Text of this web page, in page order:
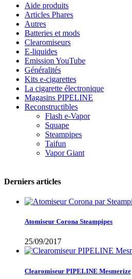
Aide produits
Articles Phares
Autres
Batteries et mods
Clearomiseurs
E-liquides
Emission YouTube
Généralités
Kits e-cigarettes
La cigarette électronique
Magasins PIPELINE
Reconstructibles
Flash e-Vapor
Squape
Steampipes
Taifun
Vapor Giant
Derniers articles
Atomiseur Corona Steampipes
25/09/2017
Clearomiseur PIPELINE Mesmerize